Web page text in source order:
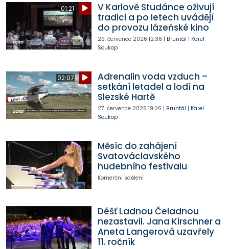
01:21
V Karlově Studánce oživují
tradici a po letech uvádějí
do provozu lázeňské kino
29. července 2026 12:38 | Bruntál | Karel
Soukop
02:07
Adrenalin voda vzduch –
setkání letadel a lodí na
Slezské Hartě
27. července 2026 19:26 | Bruntál | Karel
Soukop
Měsíc do zahájení
Svatováclavského
hudebního festivalu
Komerční sdělení
Déšť Ladnou Čeladnou
nezastavil. Jana Kirschner a
Aneta Langerová uzavřely
11. ročník